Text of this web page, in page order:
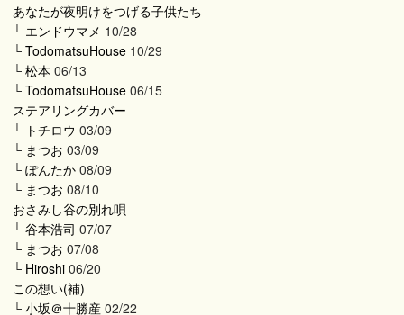
あなたが夜明けをつげる子供たち
└ エンドウマメ 10/28
└ TodomatsuHouse 10/29
└ 松本 06/13
└ TodomatsuHouse 06/15
ステアリングカバー
└ トチロウ 03/09
└ まつお 03/09
└ ぽんたか 08/09
└ まつお 08/10
おさみし谷の別れ唄
└ 谷本浩司 07/07
└ まつお 07/08
└ Hiroshi 06/20
この想い(補)
└ 小坂＠十勝産 02/22